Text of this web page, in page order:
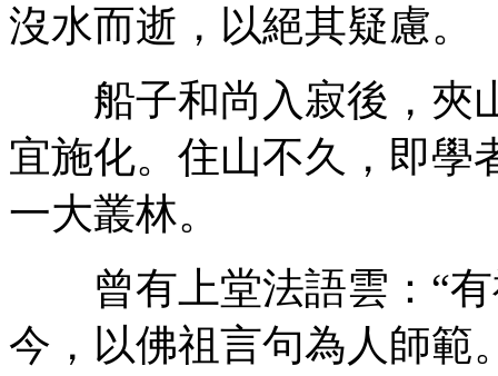
沒水而逝，以絕其疑慮。
船子和尚入寂後，夾
宜施化。住山不久，即學
一大叢林。
曾有上堂法語雲：“有
今，以佛祖言句為人師範